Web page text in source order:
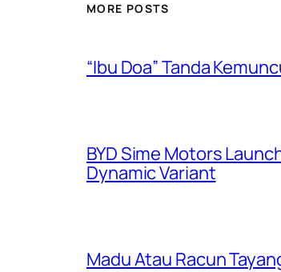
MORE POSTS
“Ibu Doa” Tanda
BYD Sime Motors
Dynamic Variant
Madu Atau Racun